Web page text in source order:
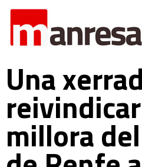
Una
millora